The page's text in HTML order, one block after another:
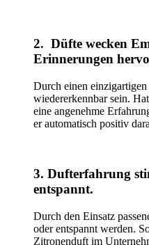
2. Düfte wecken
Erinnerungen
Durch einen
wiedererkennbar sein.
eine angenehme
er automatisch positiv
3. Dufterfahrung
entspannt.
Durch den Einsatz
oder entspannt werden.
Zitronenduft im